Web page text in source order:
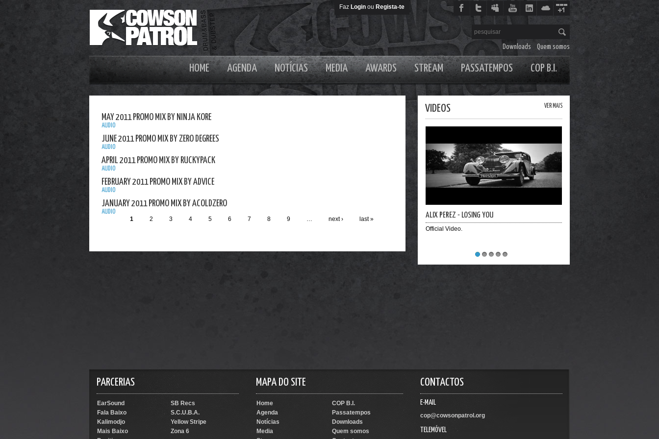
Faz Login ou Regista-te
Downloads Quem somos
HOME AGENDA NOTÍCIAS MEDIA AWARDS STREAM PASSATEMPOS COP B.I.
MAY 2011 PROMO MIX BY NINJA KORE
AUDIO
JUNE 2011 PROMO MIX BY ZERO DEGREES
AUDIO
APRIL 2011 PROMO MIX BY RUCKYPACK
AUDIO
FEBRUARY 2011 PROMO MIX BY ADVICE
AUDIO
JANUARY 2011 PROMO MIX BY ACOLDZERO
AUDIO
1 2 3 4 5 6 7 8 9 … next › last »
VIDEOS VER MAIS
ALIX PEREZ - LOSING YOU
Official Video.
PARCERIAS
EarSound
SB Recs
Fala Baixo
S.C.U.B.A.
Kalimodjo
Yellow Stripe
Mais Baixo
Zona 6
MAPA DO SITE
Home
COP B.I.
Agenda
Passatempos
Notícias
Downloads
Media
Quem somos
CONTACTOS
E-MAIL
cop@cowsonpatrol.org
TELEMÓVEL